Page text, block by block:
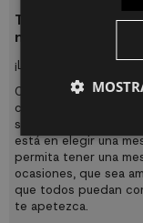
Tenemos la
necesitas
¡Las mesas de
Cuando invitas a
cena informal entre
sentarse en torno a la
está en elegir una
permita tener una
ocasiones, que sea
que todos puedan
te apetezca.